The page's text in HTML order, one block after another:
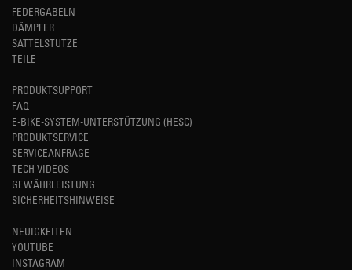
FEDERGABELN
DÄMPFER
SATTELSTÜTZE
TEILE
PRODUKTSUPPORT
FAQ
E-BIKE-SYSTEM-UNTERSTÜTZUNG (HESC)
PRODUKTSERVICE
SERVICEANFRAGE
TECH VIDEOS
GEWÄHRLEISTUNG
SICHERHEITSHINWEISE
NEUIGKEITEN
YOUTUBE
INSTAGRAM